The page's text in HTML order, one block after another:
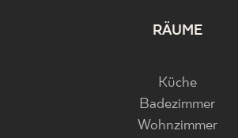
RÄUME
Küche
Badezimmer
Wohnzimmer